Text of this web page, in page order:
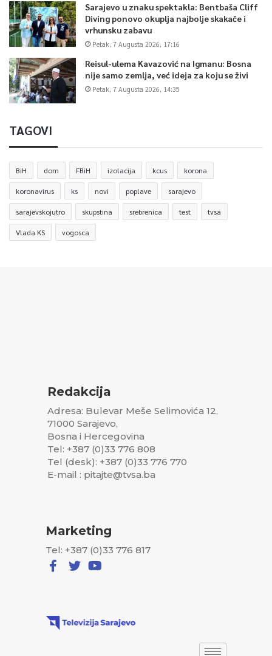
Sarajevo u znaku spektakla: Bentbaša Cliff
Diving ponovo okuplja najbolje skakače i
vrhunsku zabavu
Petak, 7 Augusta 2026, 17:16
Reisul-ulema Kavazović na Igmanu: Bosna
nije samo zemlja, već ideja za koju se živi
Petak, 7 Augusta 2026, 14:35
TAGOVI
BiH dom FBiH izolacija kcus korona
koronavirus ks novi poplave sarajevo
sarajevskojutro skupstina srebrenica test tvsa
Vlada KS vogosca
Redakcija
Adresa: Bulevar Meše Selimovića 12,
71000 Sarajevo,
Bosna i Hercegovina
Tel: +387 (0)33 776 808
Tel (desk): +387 (0)33 776 770
E-mail : pitajte@tvsa.ba
Marketing
Tel: +387 (0)33 776 817